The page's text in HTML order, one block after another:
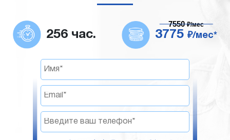
256 час. 3775 ₽/мес*
7550₽/мес